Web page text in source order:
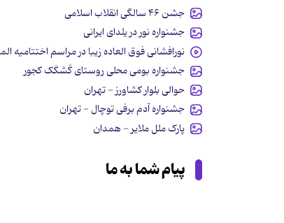
جشن ۴۶ سالگی انقلاب اسلامی
جشنواره نور در یلدای ایرانی
نورافشانی فوق العاده زیبا در مراسم اختتامیه
جشنواره بومی محلی روستای کُشکَک کجور
حوالی بلوار کشاورز - تهران
جشنواره آدم برفی توچال - تهران
پارک ملل ملایر - همدان
پیام شما به ما